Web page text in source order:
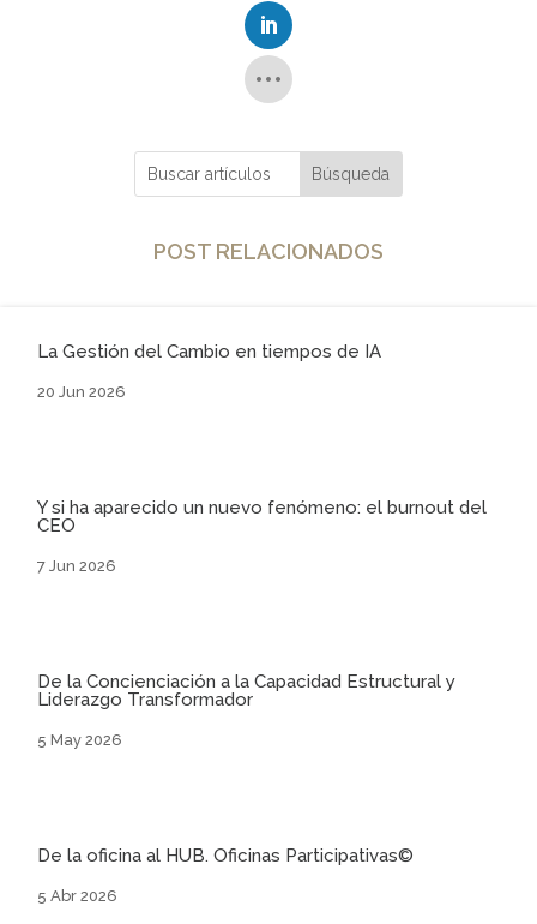
POST RELACIONADOS
La Gestión del Cambio en tiempos de IA
20 Jun 2026
Y si ha aparecido un nuevo fenómeno: el burnout del
CEO
7 Jun 2026
De la Concienciación a la Capacidad Estructural y
Liderazgo Transformador
5 May 2026
De la oficina al HUB. Oficinas Participativas©
5 Abr 2026